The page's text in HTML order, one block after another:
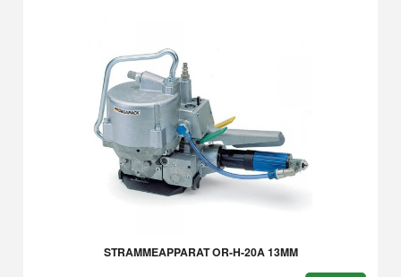
STRAMMEAPPARAT OR-H-20A 13MM